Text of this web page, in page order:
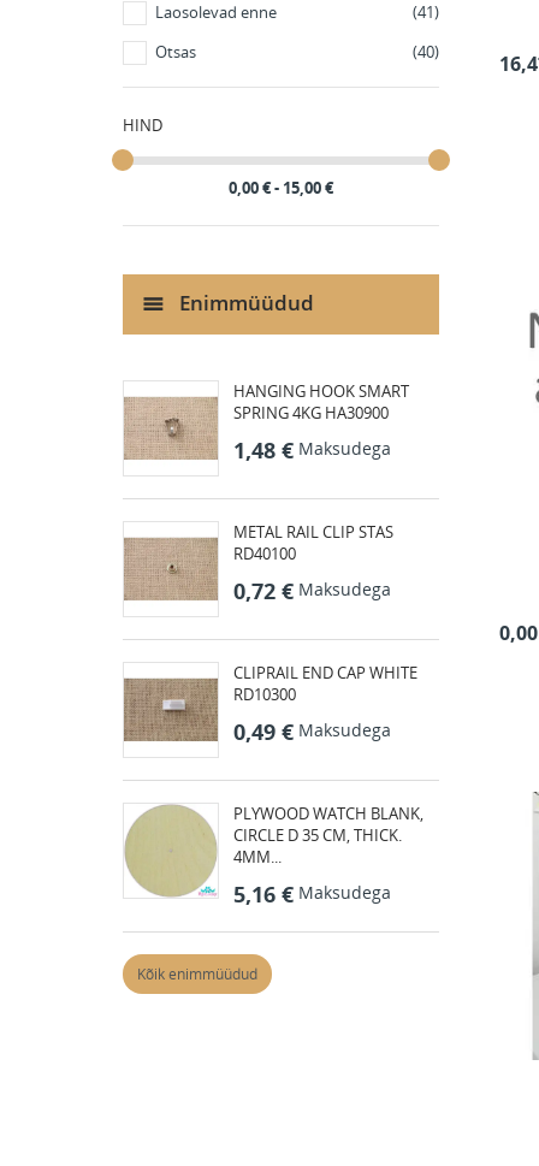
Laosolevad enne
(41)
Otsas
(40)
HIND
0,00 € - 15,00 €
Enimmüüdud
HANGING HOOK SMART
SPRING 4KG HA30900
1,48 € Maksudega
METAL RAIL CLIP STAS
RD40100
0,72 € Maksudega
CLIPRAIL END CAP WHITE
RD10300
0,49 € Maksudega
PLYWOOD WATCH BLANK,
CIRCLE D 35 CM, THICK.
4MM...
5,16 € Maksudega
Kõik enimmüüdud